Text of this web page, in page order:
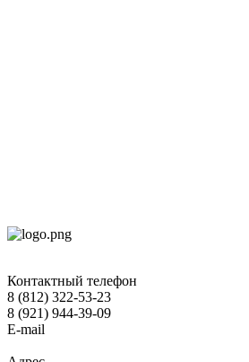
Контактный телефон
8 (812) 322-53-23
8 (921) 944-39-09
E-mail